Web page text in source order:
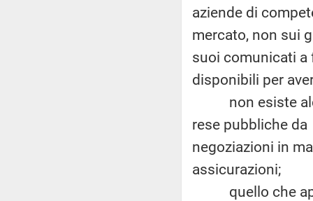
aziende di
mercato, non sui
suoi comunicati a
disponibili per
non esiste
rese pubbliche da
negoziazioni in
assicurazioni;
quello che